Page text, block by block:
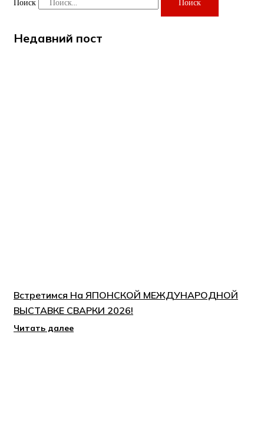
Поиск Поиск
Недавний пост
Встретимся На ЯПОНСКОЙ МЕЖДУНАРОДНОЙ
ВЫСТАВКЕ СВАРКИ 2026!
Читать далее